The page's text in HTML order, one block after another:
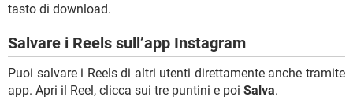
tasto di download.
Salvare i Reels sull’app Instagram
Puoi salvare i Reels di altri utenti direttamente anche tramite
app. Apri il Reel, clicca sui tre puntini e poi Salva.